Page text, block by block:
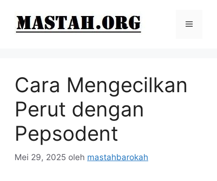
Menu
Cara Mengecilkan
Perut dengan
Pepsodent
Mei 29, 2025 oleh mastahbarokah